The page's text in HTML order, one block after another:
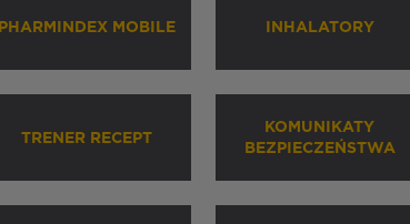
PHARMINDEX MOBILE INHALATORY
TRENER RECEPT
KOMUNIKATY
BEZPIECZEŃSTWA